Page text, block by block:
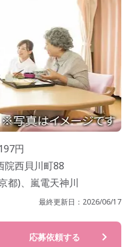
円
院西貝川町88
都)、嵐電天神川
最終更新日： 2026/06/17
応募依頼する